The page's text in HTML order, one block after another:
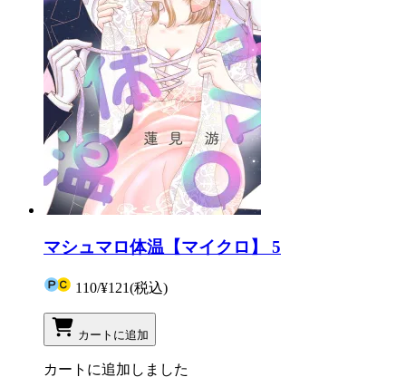
マシュマロ体温【マイクロ】 5
110/¥121(税込)
カートに追加
カートに追加しました